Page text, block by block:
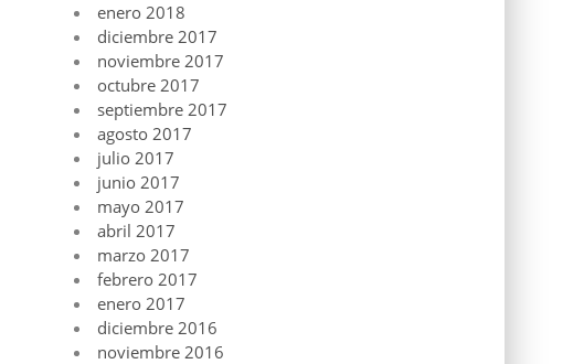
enero 2018
diciembre 2017
noviembre 2017
octubre 2017
septiembre 2017
agosto 2017
julio 2017
junio 2017
mayo 2017
abril 2017
marzo 2017
febrero 2017
enero 2017
diciembre 2016
noviembre 2016